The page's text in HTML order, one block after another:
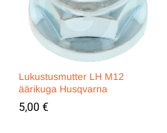
Lukustusmutter LH M12
äärikuga Husqvarna
5,00 €